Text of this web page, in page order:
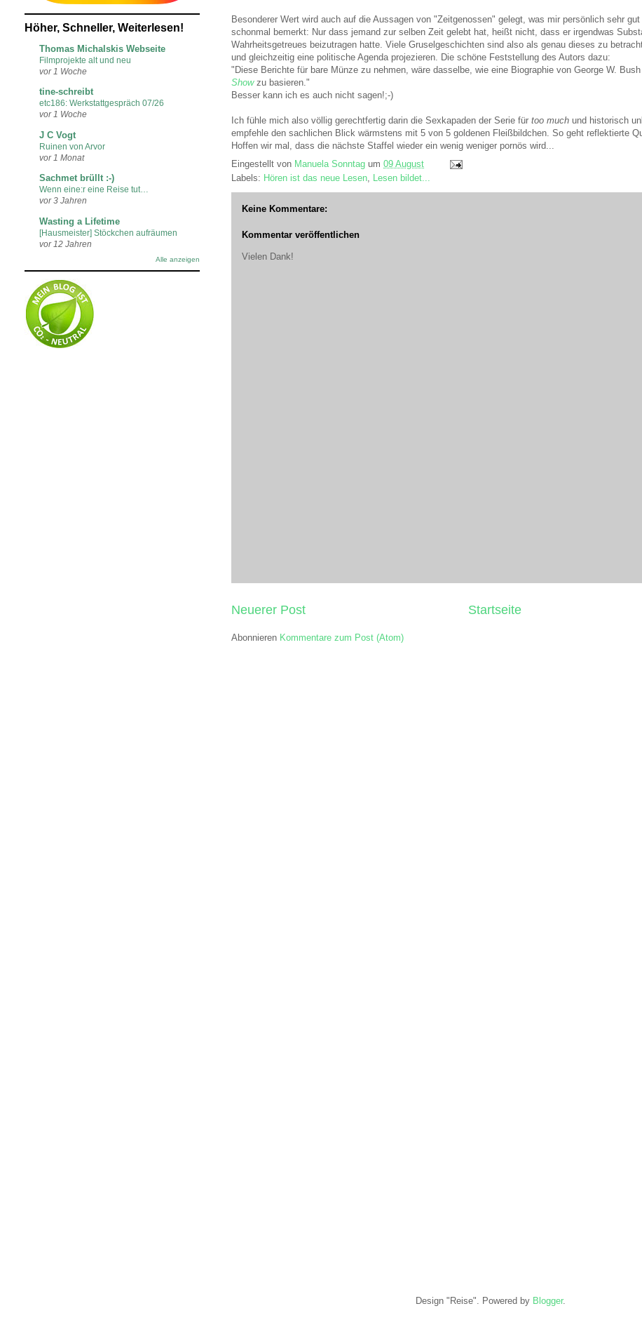
Besonderer Wert wird auch auf die Aussagen von "Zeitgenossen" gelegt, was mir persönlich sehr
schonmal bemerkt: Nur dass jemand zur selben Zeit gelebt hat, heißt nicht, dass er irgendwas
Wahrheitsgetreues beizutragen hatte. Viele Gruselgeschichten sind also als genau dieses zu
und gleichzeitig eine politische Agenda projezieren. Die schöne Feststellung des Autors dazu:
"Diese Berichte für bare Münze zu nehmen, wäre dasselbe, wie eine Biographie von George W.
Showzu basieren."
Besser kann ich es auch nicht sagen!;-)
Ich fühle mich also völlig gerechtfertig darin die Sexkapaden der Serie für too much und historisch
empfehle den sachlichen Blick wärmstens mit 5 von 5 goldenen Fleißbildchen. So geht reflektierte
Hoffen wir mal, dass die nächste Staffel wieder ein wenig weniger pornös wird...
Eingestellt von Manuela Sonntag um 09 August
Labels: Hören ist das neue Lesen Lesen bildet...
Keine Kommentare:
Kommentar veröffentlichen
Vielen Dank!
Neuerer Post Startseite
Abonnieren Kommentare zum Post (Atom)
Höher, Schneller, Weiterlesen!
Thomas Michalskis Webseite
Filmprojekte alt und neu
vor 1 Woche
tine-schreibt
etc186: Werkstattgespräch 07/26
vor 1 Woche
J C Vogt
Ruinen von Arvor
vor 1 Monat
Sachmet brüllt :-)
Wenn eine:r eine Reise tut…
vor 3 Jahren
Wasting a Lifetime
[Hausmeister] Stöckchen aufräumen
vor 12 Jahren
Alle anzeigen
Design "Reise". Powered by Blogger.